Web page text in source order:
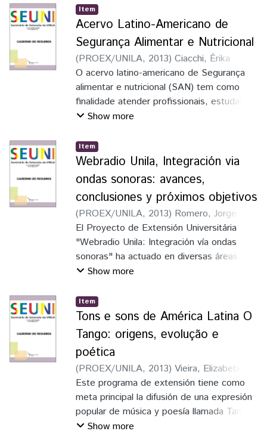
capacidades, ampliando as oportunidades
de relacionamentos com indivíduos que
têm perspectivas diferentes de mundo,
além de sentir a satisfação pela
possiblidade de se solidarizar com os que
tem necessidades específicas
Item
Acervo Latino-Americano de
Segurança Alimentar e Nutricional
(PROEX/UNILA, 2013) Ciacchi, Érika
Marafon Rodrigues;Fereira, Rafael Lucas
Alves;Gomes, Rogério;Coluço, Dirce
Regina Simão
O acervo latino-americano de Segurança
alimentar e nutricional (SAN) tem como
finalidade atender profissionais, estudantes
e pesquisadores que se dedicam à
Show more
Item
Webradio Unila, Integración via
ondas sonoras: avances,
conclusiones y próximos objetivos
(PROEX/UNILA, 2013) Romero, Jorge
Alejandro Antonioli;Ortiz, María Gimena
Machado; Patrón, Angela Analía Garofali
El Proyecto de Extensión Universitária
"Webradio Unila: Integración vía ondas
sonoras" ha actuado en diversas áreas de
forma interdisciplinar e interinstitucional
que involucran directamente la comunidad
universitaria, concebida como el conjunto
de prefesores, técnicos administrativos y
estudiantes, con la sociedad de Foz do
Iguaçu y la triple frontera
Show more
Item
Tons e sons de América Latina O
Tango: origens, evolução e
poética
(PROEX/UNILA, 2013) Vieira, Elizabete da
Conceição;Araújo, Selma;Jaramillo
Alemán, Viviana Carolina
Este programa de extensión tiene como
meta principal la difusión de una expresión
popular de música y poesía llamada Tamgo.
A través del análisis de su evolución,
Show more